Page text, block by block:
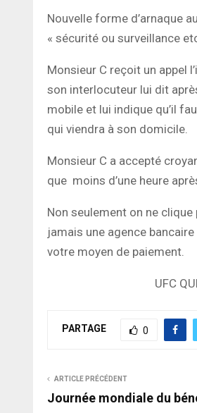
Nouvelle forme d’arnaque
« sécurité ou surveillance
Monsieur C reçoit un appel
son interlocuteur lui dit
mobile et lui indique qu’il
qui viendra à son domicile.
Monsieur C a accepté
que moins d’une heure
Non seulement on ne
jamais une agence
votre moyen de paiement.
UFC
PARTAGE 0
ARTICLE PRÉCÉDENT
Journée mondiale du